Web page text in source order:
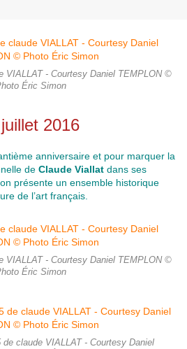
VIALLAT - Courtesy Daniel TEMPLON ©
Éric Simon
2016
anniversaire et pour marquer la
de Claude Viallat dans ses
présente un ensemble historique
de l’art français.
VIALLAT - Courtesy Daniel TEMPLON ©
Éric Simon
de claude VIALLAT - Courtesy Daniel